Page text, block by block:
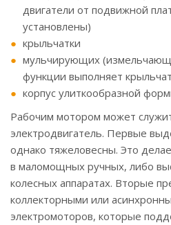
двигатели от подвижной
установлены)
крыльчатки
мульчирующих
функции выполняет
корпус улиткообразной
Рабочим мотором может
электродвигатель. Первые
однако тяжеловесны. Это
в маломощных ручных, либо
колесных аппаратах. Вторые
коллекторными или
электромоторов, которые